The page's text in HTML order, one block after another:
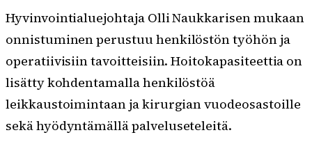
Hyvinvointialuejohtaja Olli Naukkarisen mukaan
onnistuminen perustuu henkilöstön työhön ja
operatiivisiin tavoitteisiin. Hoitokapasiteettia on
lisätty kohdentamalla henkilöstöä
leikkaustoimintaan ja kirurgian vuodeosastoille
sekä hyödyntämällä palveluseteleitä.